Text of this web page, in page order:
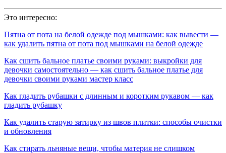
Это интересно:
Пятна от пота на белой одежде под мышками: как вывести —
как удалить пятна от пота под мышками на белой одежде
Как сшить бальное платье своими руками: выкройки для
девочки самостоятельно — как сшить бальное платье для
девочки своими руками мастер класс
Как гладить рубашки с длинным и коротким рукавом — как
гладить рубашку
Как удалить старую затирку из швов плитки: способы очистки
и обновления
Как стирать льняные вещи, чтобы материя не слишком